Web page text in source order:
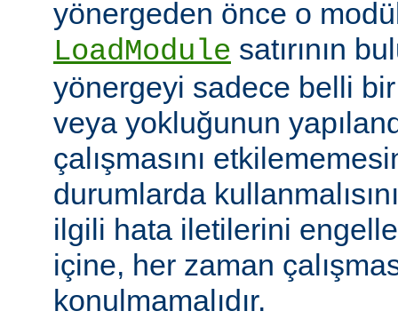
yönergeden önce o
LoadModule satırının
yönergeyi sadece belli bir
veya yokluğunun
çalışmasını
durumlarda
ilgili hata iletilerini
içine, her zaman
konulmamalıdır.